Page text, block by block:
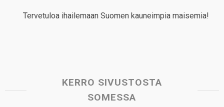
Tervetuloa ihailemaan Suomen kauneimpia maisemia!
KERRO SIVUSTOSTA
SOMESSA